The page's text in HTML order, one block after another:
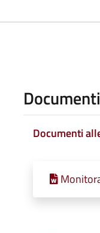
Documenti